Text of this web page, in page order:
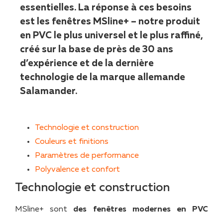
essentielles. La réponse à ces besoins
est les fenêtres MSline+ – notre produit
en PVC le plus universel et le plus raffiné,
créé sur la base de près de 30 ans
d’expérience et de la dernière
technologie de la marque allemande
Salamander.
Technologie et construction
Couleurs et finitions
Paramètres de performance
Polyvalence et confort
Technologie et construction
MSline+ sont des fenêtres modernes en PVC